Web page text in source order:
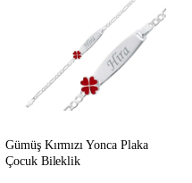
​Gümüş Kırmızı Yonca Plaka
Çocuk Bileklik